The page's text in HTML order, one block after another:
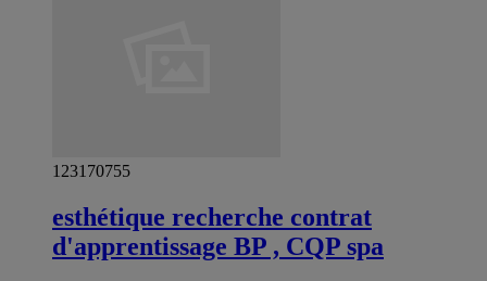
123170755
esthétique recherche contrat
d'apprentissage BP , CQP spa